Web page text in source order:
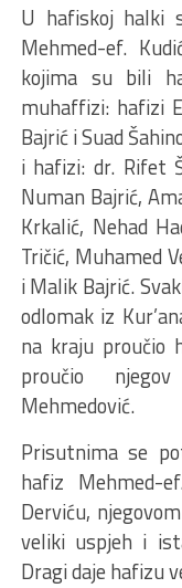
U hafiskoj halki
Mehmed-ef.
kojima su bili
muhaffizi: hafizi
Bajrić i Suad
i hafizi: dr. Rifet
Numan Bajrić,
Krkalić, Nehad
Tričić, Muhamed
i Malik Bajrić.
odlomak iz
na kraju proučio
proučio
Mehmedović.
Prisutnima se
hafiz Mehmed-
Derviću,
veliki uspjeh i
Dragi daje hafizu